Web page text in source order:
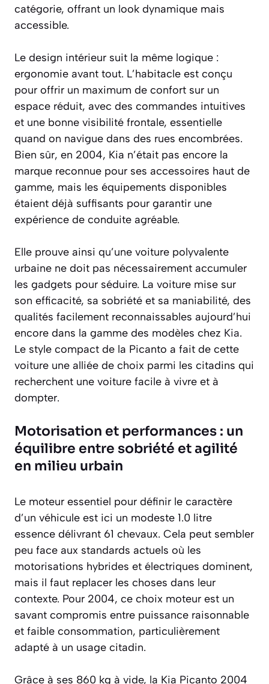
catégorie, offrant un look dynamique mais
accessible.
Le design intérieur suit la même logique :
ergonomie avant tout. L’habitacle est conçu
pour offrir un maximum de confort sur un
espace réduit, avec des commandes intuitives
et une bonne visibilité frontale, essentielle
quand on navigue dans des rues encombrées.
Bien sûr, en 2004, Kia n’était pas encore la
marque reconnue pour ses accessoires haut de
gamme, mais les équipements disponibles
étaient déjà suffisants pour garantir une
expérience de conduite agréable.
Elle prouve ainsi qu’une voiture polyvalente
urbaine ne doit pas nécessairement accumuler
les gadgets pour séduire. La voiture mise sur
son efficacité, sa sobriété et sa maniabilité, des
qualités facilement reconnaissables aujourd’hui
encore dans la gamme des modèles chez Kia.
Le style compact de la Picanto a fait de cette
voiture une alliée de choix parmi les citadins qui
recherchent une voiture facile à vivre et à
dompter.
Motorisation et performances : un
équilibre entre sobriété et agilité
en milieu urbain
Le moteur essentiel pour définir le caractère
d’un véhicule est ici un modeste 1.0 litre
essence délivrant 61 chevaux. Cela peut sembler
peu face aux standards actuels où les
motorisations hybrides et électriques dominent,
mais il faut replacer les choses dans leur
contexte. Pour 2004, ce choix moteur est un
savant compromis entre puissance raisonnable
et faible consommation, particulièrement
adapté à un usage citadin.
Grâce à ses 860 kg à vide, la Kia Picanto 2004